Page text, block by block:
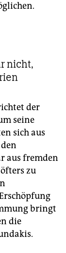
nicht,
der
seine
sich aus
aus fremden
zu
bringt
die